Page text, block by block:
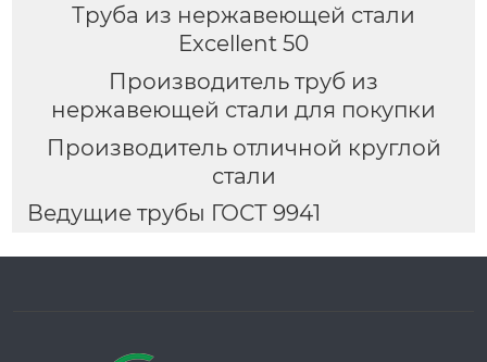
Труба из нержавеющей стали
Excellent 50
Производитель труб из
нержавеющей стали для покупки
Производитель отличной круглой
стали
Ведущие трубы ГОСТ 9941